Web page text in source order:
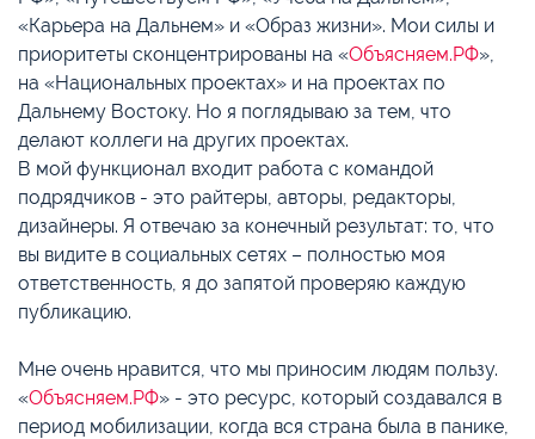
«Карьера на Дальнем» и «Образ жизни». Мои силы и
приоритеты сконцентрированы на «Объясняем.РФ»,
на «Национальных проектах» и на проектах по
Дальнему Востоку. Но я поглядываю за тем, что
делают коллеги на других проектах.
В мой функционал входит работа с командой
подрядчиков - это райтеры, авторы, редакторы,
дизайнеры. Я отвечаю за конечный результат: то, что
вы видите в социальных сетях – полностью моя
ответственность, я до запятой проверяю каждую
публикацию.
Мне очень нравится, что мы приносим людям пользу.
«Объясняем.РФ» - это ресурс, который создавался в
период мобилизации, когда вся страна была в панике,